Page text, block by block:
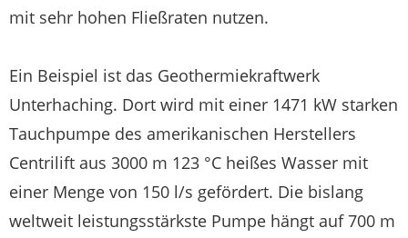
mit sehr hohen Fließraten nutzen.
Ein Beispiel ist das Geothermiekraftwerk
Unterhaching. Dort wird mit einer 1471 kW starken
Tauchpumpe des amerikanischen Herstellers
Centrilift aus 3000 m 123 °C heißes Wasser mit
einer Menge von 150 l/s gefördert. Die bislang
weltweit leistungsstärkste Pumpe hängt auf 700 m